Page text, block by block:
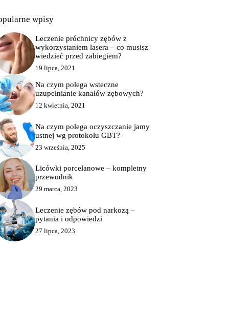
wpisy
Leczenie próchnicy zębów z
wykorzystaniem lasera – co musisz
wiedzieć przed zabiegiem?
19 lipca, 2021
Na czym polega wsteczne
uzupełnianie kanałów zębowych?
12 kwietnia, 2021
Na czym polega oczyszczanie jamy
ustnej wg protokołu GBT?
23 września, 2025
Licówki porcelanowe – kompletny
przewodnik
29 marca, 2023
Leczenie zębów pod narkozą –
pytania i odpowiedzi
27 lipca, 2023